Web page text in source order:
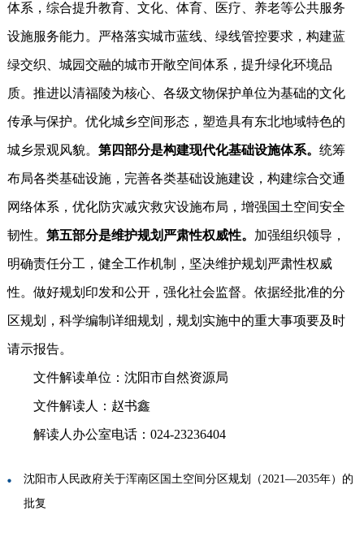
体系，综合提升教育、文化、体育、医疗、养老等公共服务
设施服务能力。严格落实城市蓝线、绿线管控要求，构建蓝
绿交织、城园交融的城市开敞空间体系，提升绿化环境品
质。推进以清福陵为核心、各级文物保护单位为基础的文化
传承与保护。优化城乡空间形态，塑造具有东北地域特色的
城乡景观风貌。 第四部分是构建现代化基础设施体系。 统筹
布局各类基础设施，完善各类基础设施建设，构建综合交通
网络体系，优化防灾减灾救灾设施布局，增强国土空间安全
韧性。 第五部分是维护规划严肃性权威性。 加强组织领导，
明确责任分工，健全工作机制，坚决维护规划严肃性权威
性。做好规划印发和公开，强化社会监督。依据经批准的分
区规划，科学编制详细规划，规划实施中的重大事项要及时
请示报告。
文件解读单位：沈阳市自然资源局
文件解读人：赵书鑫
解读人办公室电话：024-23236404
沈阳市人民政府关于浑南区国土空间分区规划（2021—2035年）的
批复